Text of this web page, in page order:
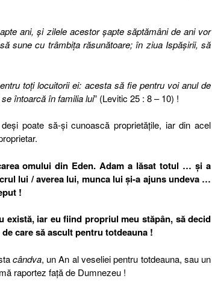
ani, şi zilele acestor şapte săptămâni de ani vor
sune cu trâmbiţa răsunătoare; în ziua Ispăşirii, să
toţi locuitorii ei: acesta să fie pentru voi anul de
întoarcă în familia lui” (Levitic 25 : 8 – 10) !
poate să-şi cunoască proprietăţile, iar din acel
omului din Eden. Adam a lăsat totul … şi a
lui / averea lui, munca lui şi-a ajuns undeva …
!
există, iar eu fiind propriul meu stăpân, să decid
care să ascult pentru totdeauna !
cândva, un An al veseliei pentru totdeauna, sau un
raportez faţă de Dumnezeu !